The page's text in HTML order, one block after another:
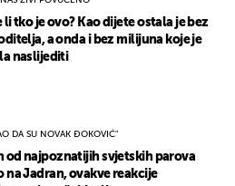
li tko je ovo? Kao dijete ostala je bez
a onda i bez milijuna koje je
naslijediti
DA SU NOVAK ĐOKOVIĆ"
od najpoznatijih svjetskih parova
na Jadran, ovakve reakcije